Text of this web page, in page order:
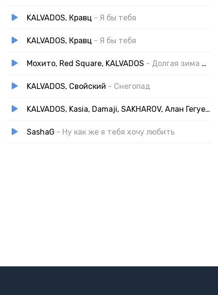
KALVADOS, Кравц - Я бы тебя
KALVADOS, Кравц - Я бы тебя
Мохито, Red Square, KALVADOS - Долгая зима 2.0
KALVADOS, Свойский - Снегопад
KALVADOS, Kasia, Damaji, SAKHAROV, Алан Гегуев, ТАКЕР, Ходят Слухи
SashaG - Ну как же я тебя хочу любить